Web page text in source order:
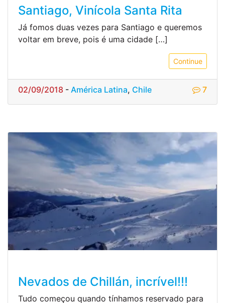
Santiago, Vinícola Santa Rita
Já fomos duas vezes para Santiago e queremos
voltar em breve, pois é uma cidade […]
Continue
02/09/2018 - América Latina, Chile 7
Nevados de Chillán, incrível!!!
Tudo começou quando tínhamos reservado para